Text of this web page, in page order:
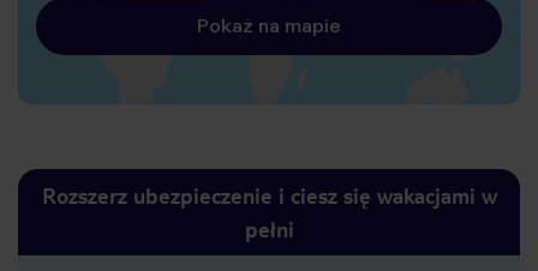
Pokaż na mapie
Rozszerz ubezpieczenie i ciesz się wakacjami w
pełni